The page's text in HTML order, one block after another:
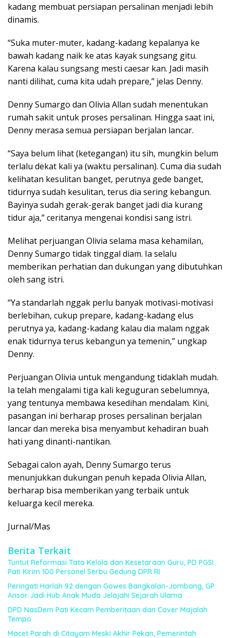
kadang membuat persiapan persalinan menjadi lebih
dinamis.
“Suka muter-muter, kadang-kadang kepalanya ke
bawah kadang naik ke atas kayak sungsang gitu.
Karena kalau sungsang mesti caesar kan. Jadi masih
nanti dilihat, cuma kita udah prepare,” jelas Denny.
Denny Sumargo dan Olivia Allan sudah menentukan
rumah sakit untuk proses persalinan. Hingga saat ini,
Denny merasa semua persiapan berjalan lancar.
“Saya belum lihat (ketegangan) itu sih, mungkin belum
terlalu dekat kali ya (waktu persalinan). Cuma dia sudah
kelihatan kesulitan banget, perutnya gede banget,
tidurnya sudah kesulitan, terus dia sering kebangun.
Bayinya sudah gerak-gerak banget jadi dia kurang
tidur aja,” ceritanya mengenai kondisi sang istri.
Melihat perjuangan Olivia selama masa kehamilan,
Denny Sumargo tidak tinggal diam. Ia selalu
memberikan perhatian dan dukungan yang dibutuhkan
oleh sang istri.
“Ya standarlah nggak perlu banyak motivasi-motivasi
berlebihan, cukup prepare, kadang-kadang elus
perutnya ya, kadang-kadang kalau dia malam nggak
enak tidurnya terus kebangun ya temenin,” ungkap
Denny.
Perjuangan Olivia untuk mengandung tidaklah mudah.
Ia telah mengalami tiga kali keguguran sebelumnya,
yang tentunya membawa kesedihan mendalam. Kini,
pasangan ini berharap proses persalinan berjalan
lancar dan mereka bisa menyambut kehadiran buah
hati yang dinanti-nantikan.
Sebagai calon ayah, Denny Sumargo terus
menunjukkan dukungan penuh kepada Olivia Allan,
berharap bisa memberikan yang terbaik untuk
keluarga kecil mereka.
Jurnal/Mas
Berita Terkait
Tuntut Reformasi Tata Kelola dan Kesetaraan Guru, PD PGSI
Pati Kirim 100 Personel Serbu Gedung DPR RI
Peringati Harlah 92 dengan Gowes Bangkalan-Jombang, GP
Ansor Jadi Hub Anak Muda Jelajahi Sejarah Ulama
DPD NasDem Pati Kecam Pemberitaan dan Cover Majalah
Tempo
Macet Parah di Citayam Meski Akhir Pekan, Pemerintah